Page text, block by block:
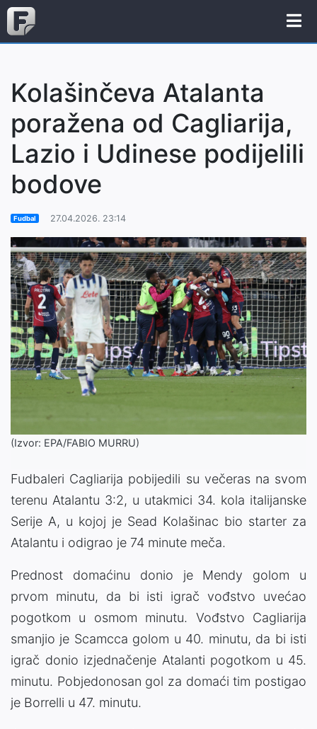
Kolašinčeva Atalanta
poražena od Cagliarija,
Lazio i Udinese podijelili
bodove
Fudbal 27.04.2026. 23:14
(Izvor: EPA/FABIO MURRU)
Fudbaleri Cagliarija pobijedili su večeras na svom
terenu Atalantu 3:2, u utakmici 34. kola italijanske
Serije A, u kojoj je Sead Kolašinac bio starter za
Atalantu i odigrao je 74 minute meča.
Prednost domaćinu donio je Mendy golom u
prvom minutu, da bi isti igrač vođstvo uvećao
pogotkom u osmom minutu. Vođstvo Cagliarija
smanjio je Scamcca golom u 40. minutu, da bi isti
igrač donio izjednačenje Atalanti pogotkom u 45.
minutu. Pobjedonosan gol za domaći tim postigao
je Borrelli u 47. minutu.